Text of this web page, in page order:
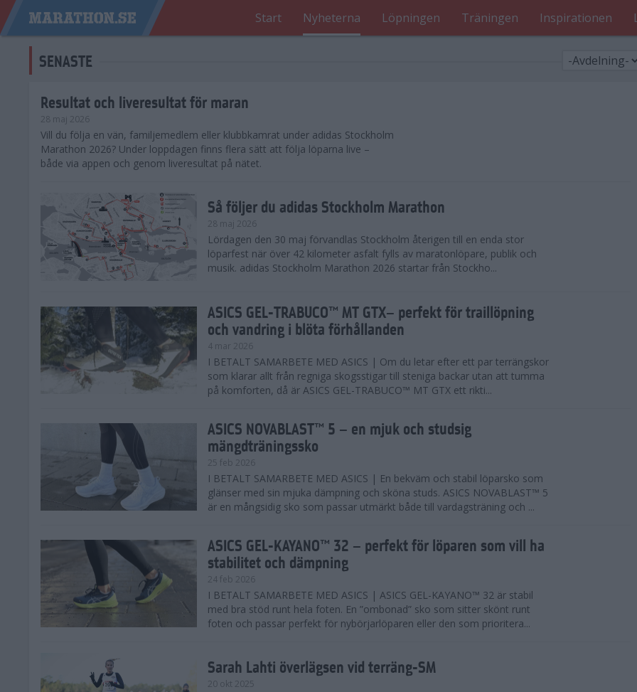
Start Nyheterna Löpningen Träningen Inspirationen
SENASTE
Resultat och liveresultat för maran
28 maj 2026
​Vill du följa en vän, familjemedlem eller klubbkamrat under adidas Stockholm
Marathon 2026? Under loppdagen finns flera sätt att följa löparna live –
både via appen och genom liveresultat på nätet.
Så följer du adidas Stockholm Marathon
28 maj 2026
Lördagen den 30 maj förvandlas Stockholm återigen till en enda stor
löparfest när över 42 kilometer asfalt fylls av maratonlöpare, publik och
musik. adidas Stockholm Marathon 2026 startar från Stockho...
ASICS GEL-TRABUCO™ MT GTX– perfekt för traillöpning
och vandring i blöta förhållanden
4 mar 2026
I BETALT SAMARBETE MED ASICS | Om du letar efter ett par terrängskor
som klarar allt från regniga skogsstigar till steniga backar utan att tumma
på komforten, då är ASICS GEL-TRABUCO™ MT GTX ett rikti...
ASICS NOVABLAST™ 5 – en mjuk och studsig
mängdträningssko
25 feb 2026
I BETALT SAMARBETE MED ASICS | En bekväm och stabil löparsko som
glänser med sin mjuka dämpning och sköna studs. ASICS NOVABLAST™ 5
är en mångsidig sko som passar utmärkt både till vardagsträning och ...
ASICS GEL-KAYANO™ 32 – perfekt för löparen som vill ha
stabilitet och dämpning
24 feb 2026
I BETALT SAMARBETE MED ASICS | ASICS GEL-KAYANO™ 32 är stabil
med bra stöd runt hela foten. En ”ombonad” sko som sitter skönt runt
foten och passar perfekt för nybörjarlöparen eller den som prioritera...
Sarah Lahti överlägsen vid terräng-SM
20 okt 2025